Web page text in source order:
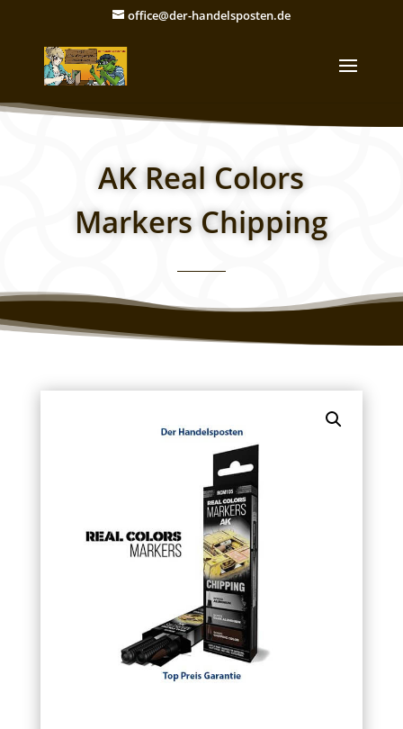
office@der-handelsposten.de
AK Real Colors
Markers Chipping